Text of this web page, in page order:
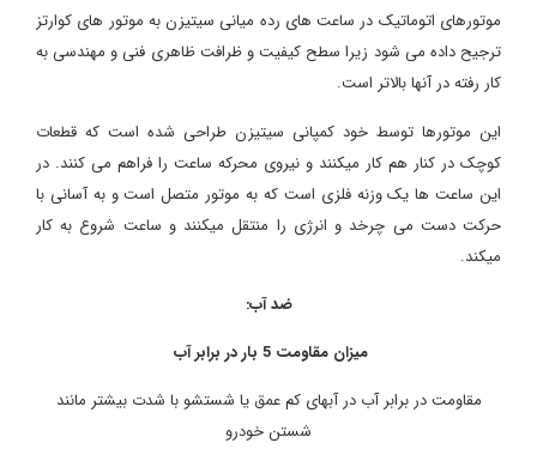
موتورهای اتوماتیک در ساعت های رده میانی سیتیزن به موتور های کوارتز
ترجیح داده می شود زیرا سطح کیفیت و ظرافت ظاهری فنی و مهندسی به
کار رفته در آنها بالاتر است.
این موتورها توسط خود کمپانی سیتیزن طراحی شده است که قطعات
کوچک در کنار هم کار میکنند و نیروی محرکه ساعت را فراهم می کنند. در
این ساعت ها یک وزنه فلزی است که به موتور متصل است و به آسانی با
حرکت دست می چرخد و انرژی را منتقل میکنند و ساعت شروع به کار
میکند.
ضد آب:
میزان مقاومت 5 بار در برابر آب
مقاومت در برابر آب در آبهای کم عمق یا شستشو با شدت بیشتر مانند
شستن خودرو